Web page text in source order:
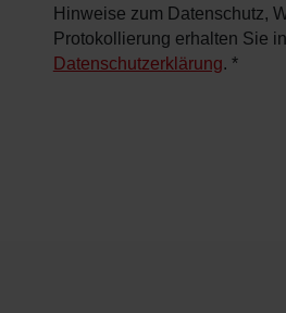
Hinweise zum Datenschutz,
Protokollierung erhalten Sie
Datenschutzerklärung. *